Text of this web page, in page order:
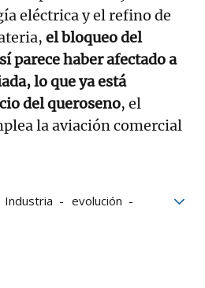
eléctrica y el refino de
el bloqueo del
parece haber afectado a
lo que ya está
del queroseno, el
la aviación comercial
Industria
evolución